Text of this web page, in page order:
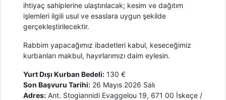
ihtiyaç sahiplerine ulaştırılacak; kesim ve dağıtım
işlemleri ilgili usul ve esaslara uygun şekilde
gerçekleştirilecektir.
Rabbim yapacağımız ibadetleri kabul, keseceğimiz
kurbanları makbul, hayırlarımızı daim eylesin.
Yurt Dışı Kurban Bedeli: 130 €
Son Başvuru Tarihi: 26 Mayıs 2026 Salı
Adres: Ant. Stogiannidi Evaggelou 19, 671 00 İskeçe /